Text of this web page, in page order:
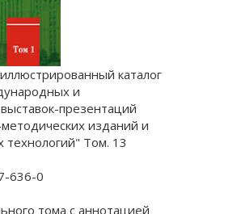
каталог
и
презентаций
изданий и
технологий" Том. 13
636-0
тома с аннотацией